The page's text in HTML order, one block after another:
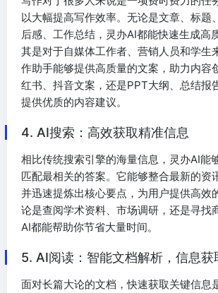
以大幅提高写作效率。无论是文章、标题
后感、工作总结，灵办AI都能快速生成高
其是对于自媒体工作者、营销人员和学生
作助手能够提供高质量的文案，助力内容
红书、抖音文案，还是PPT大纲、总结报
提供优质的内容建议。
4. AI搜索：高效获取精准信息
相比传统搜索引擎的海量信息，灵办AI能
匹配最相关的答案。它能够整合最新的资
并迅速提炼出核心要点，为用户提供高效
论是查阅学术资料、市场调研，还是寻找
AI都能帮助你节省大量时间。
5. AI阅读：智能文档解析，信息获
面对长篇大论的文档，快速获取关键信息